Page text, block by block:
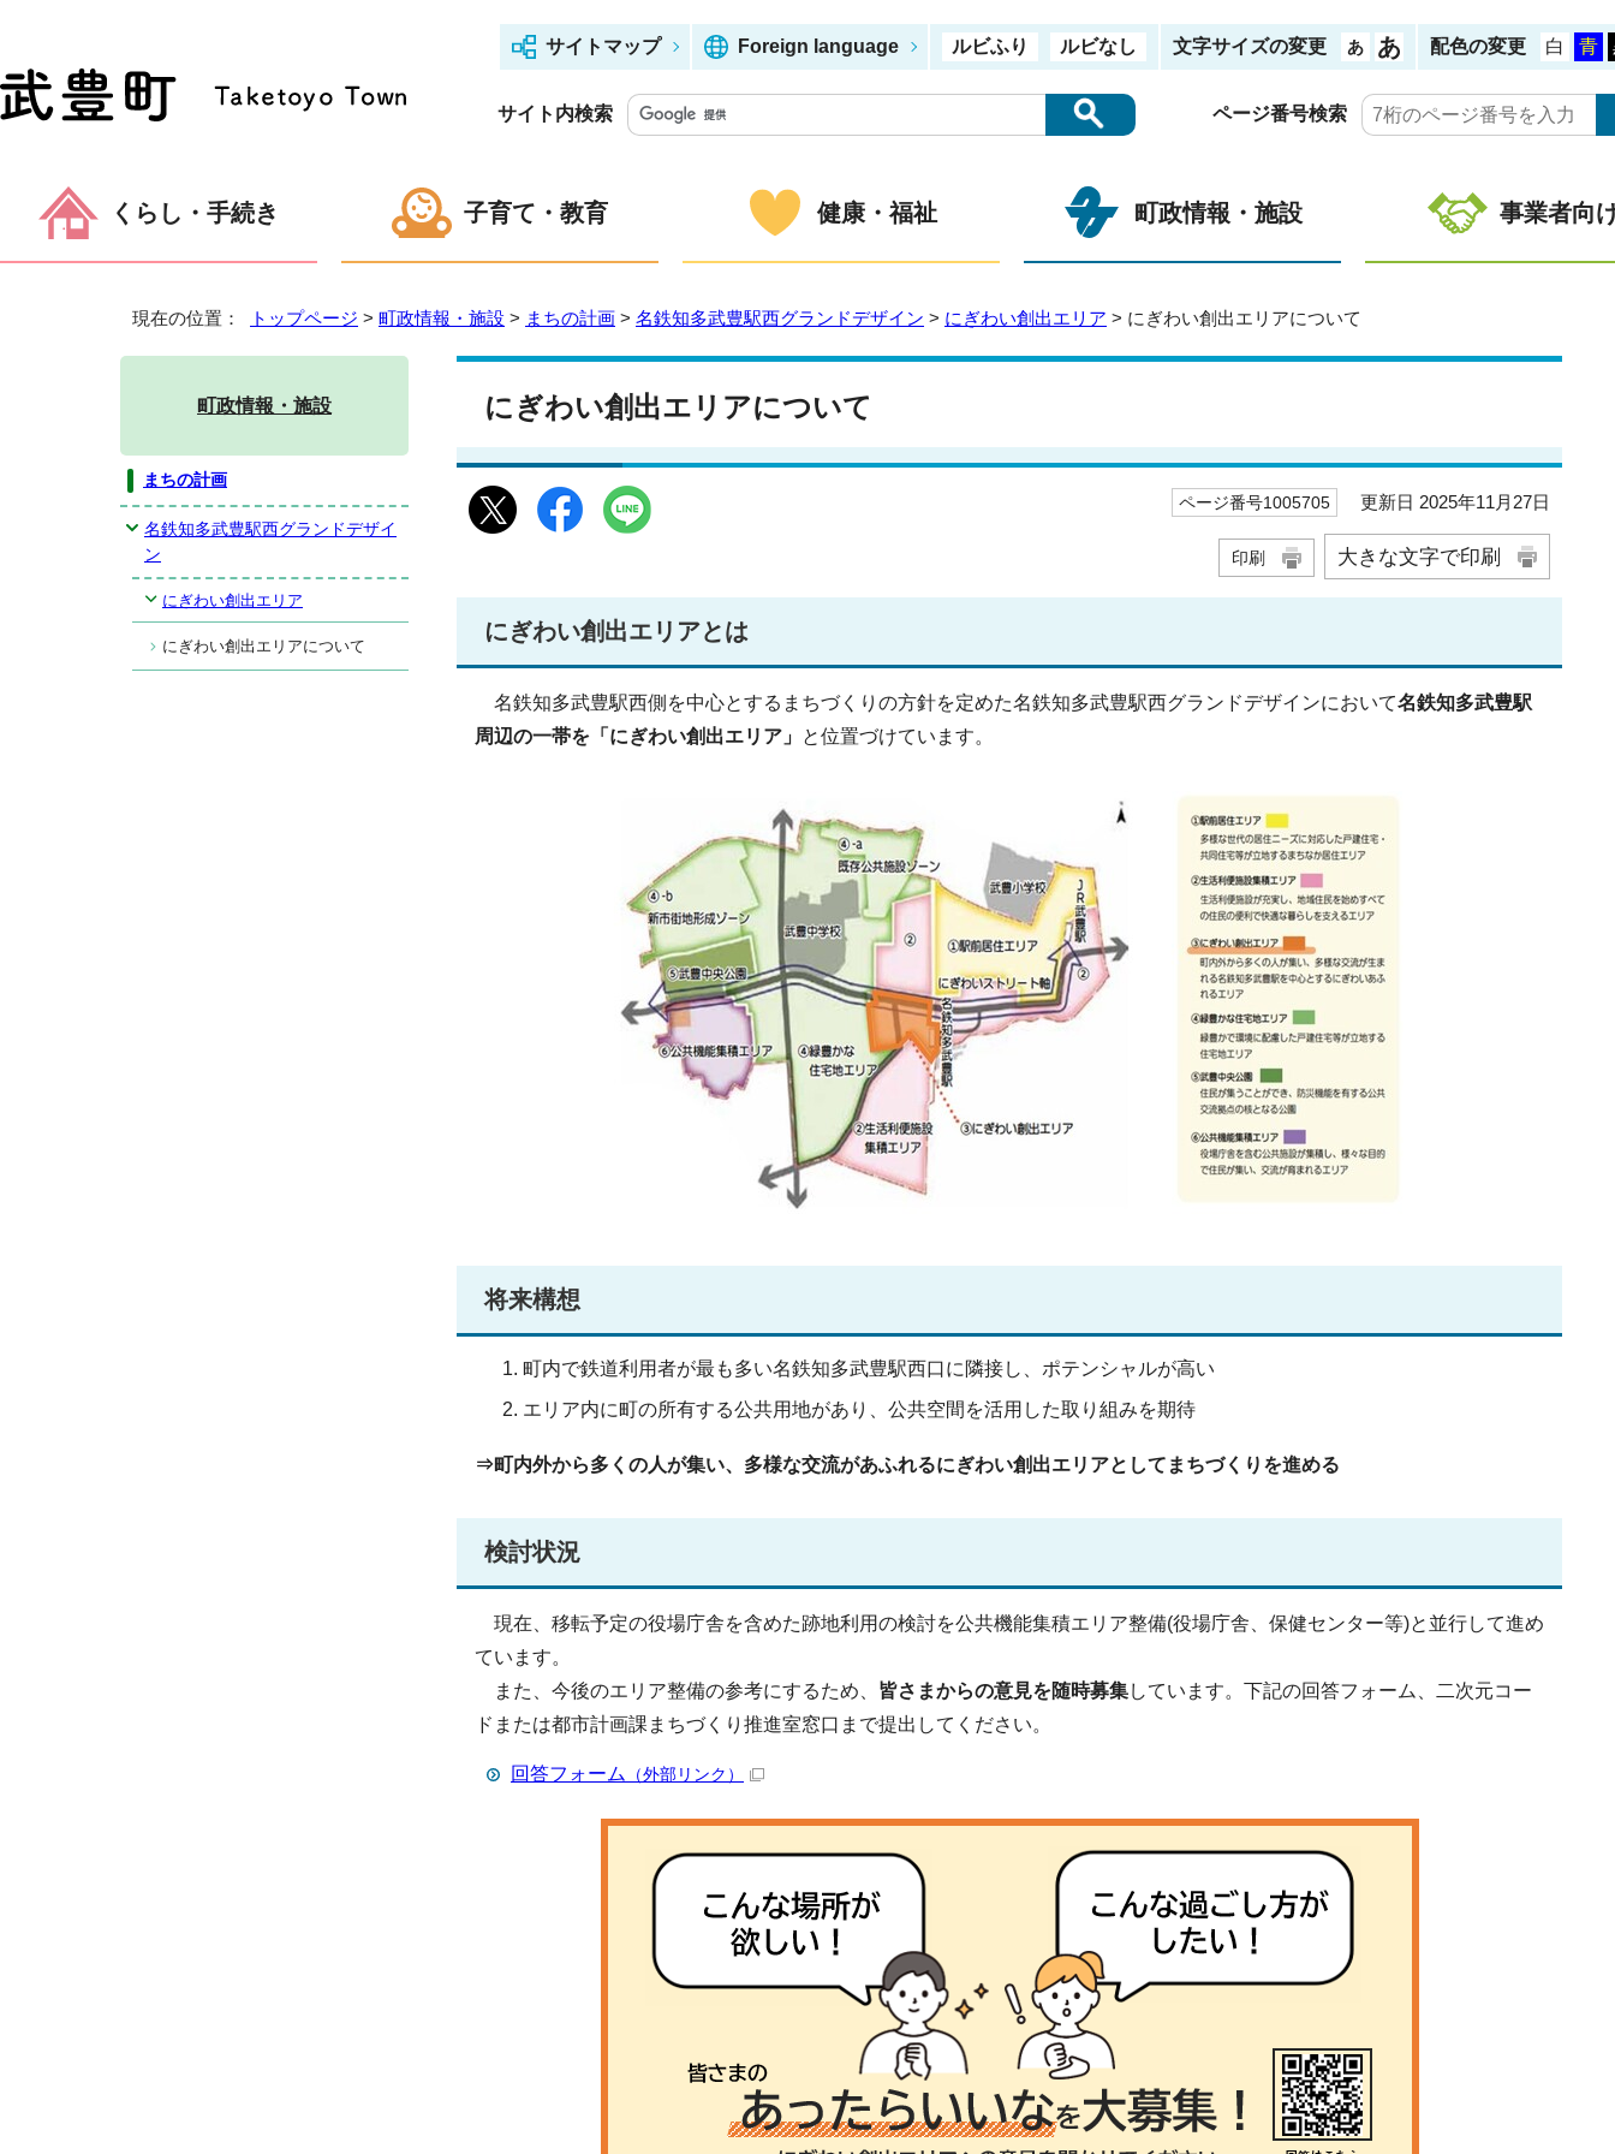
サイトマップ Foreign language ルビふり ルビなし 文字サイズの変更 配色の変更
サイト内検索 ページ番号検索
くらし・手続き 子育て・教育 健康・福祉 町政情報・施設 事業者向
現在の位置： トップページ > 町政情報・施設 > まちの計画 > 名鉄知多武豊駅西グランドデザイン > にぎわい創出エリア > にぎわい創出エリアについて
にぎわい創出エリアについて
ページ番号1005705 更新日 2025年11月27日
印刷 大きな文字で印刷
にぎわい創出エリアとは
名鉄知多武豊駅西側を中心とするまちづくりの方針を定めた名鉄知多武豊駅西グランドデザインにおいて名鉄知多武豊駅
周辺の一帯を「にぎわい創出エリア」 と位置づけています。
将来構想
町内で鉄道利用者が最も多い名鉄知多武豊駅西口に隣接し、ポテンシャルが高い
エリア内に町の所有する公共用地があり、公共空間を活用した取り組みを期待
⇒町内外から多くの人が集い、多様な交流があふれるにぎわい創出エリアとしてまちづくりを進める
検討状況
現在、移転予定の役場庁舎を含めた跡地利用の検討を公共機能集積エリア整備(役場庁舎、保健センター等)と並行して進め
ています。
また、今後のエリア整備の参考にするため、 皆さまからの意見を随時募集しています。下記の回答フォーム、二次元コー
ドまたは都市計画課まちづくり推進室窓口まで提出してください。
回答フォーム （外部リンク）
町政情報・施設
まちの計画
名鉄知多武豊駅西グランドデザイ
ン
にぎわい創出エリア
にぎわい創出エリアについて